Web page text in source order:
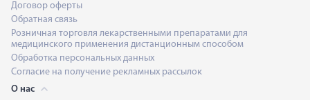
Договор оферты
Обратная связь
Розничная торговля лекарственными препаратами для
медицинского применения дистанционным способом
Обработка персональных данных
Согласие на получение рекламных рассылок
О нас